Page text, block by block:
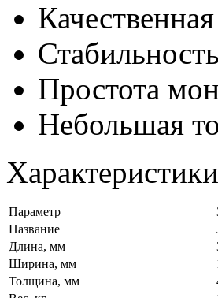
Простота
Небольшая
Параметр
Название
Длина, мм
Ширина, мм
Толщина, мм